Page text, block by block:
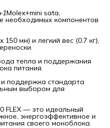
Molex+mini sata,
необходимых компонентов
мм) и легкий вес (0.7 кг),
тепла и поддержания
питания.
поддержка стандарта
выбором для
FLEX — это идеальный
энергоэффективное и
своего моноблока.